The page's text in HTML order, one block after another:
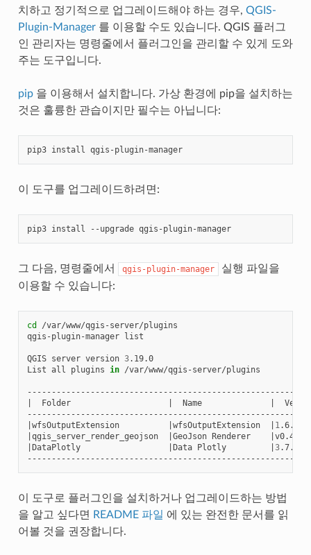
치하고 정기적으로 업그레이드해야 하는 경우, QGIS-
Plugin-Manager를 이용할 수도 있습니다. QGIS 플러그
인 관리자는 명령줄에서 플러그인을 관리할 수 있게 도와
주는 도구입니다.
pip을 이용해서 설치합니다. 가상 환경에 pip을 설치하는
것은 훌륭한 관습이지만 필수는 아닙니다:
pip3 install qgis-plugin-manager
이 도구를 업그레이드하려면:
pip3 install --upgrade qgis-plugin-manager
그 다음, 명령줄에서 qgis-plugin-manager
실행 파일을
이용할 수 있습니다:
cd
/var/www/qgis-server/plugins
qgis-plugin-manager list
QGIS server version 3.19.0
List all plugins in /var/www/qgis-server/plugins
Folder Name
wfsOutputExtension wfsOutputExtension 1.6.2
qgis_server_render_geojson GeoJson Renderer
v0.4
DataPlotly Data Plotly 3.7.1
이 도구로 플러그인을 설치하거나 업그레이드하는 방법
을 알고 싶다면
README 파일 에 있는 완전한 문서를 읽
어볼 것을 권장합니다.